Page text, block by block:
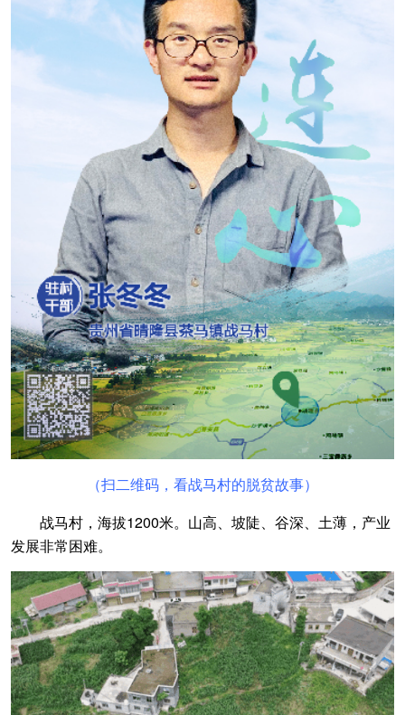
（扫二维码，看战马村的脱贫故事）
战马村，海拔1200米。山高、坡陡、谷深、土薄，产业
发展非常困难。